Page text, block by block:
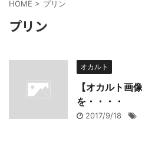
HOME > プリン
プリン
オカルト
【オカルト画
を・・・・
2017/9/18